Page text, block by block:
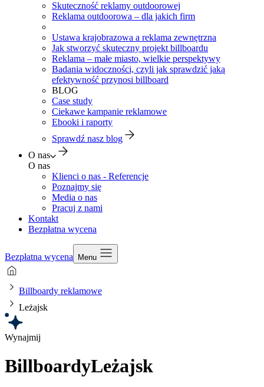
Skuteczność reklamy outdoorowej
Reklama outdoorowa – dla jakich firm
Ustawa krajobrazowa a reklama zewnętrzna
Jak stworzyć skuteczny projekt billboardu
Reklama – małe miasto, wielkie perspektywy
Badania widoczności, czyli jak sprawdzić jaką
efektywność przynosi billboard
BLOG
Case study
Ciekawe kampanie reklamowe
Ebooki i raporty
Sprawdź nasz blog
O nas
O nas
Klienci o nas - Referencje
Poznajmy się
Media o nas
Pracuj z nami
Kontakt
Bezpłatna wycena
Bezpłatna wycena Menu
Billboardy reklamowe
Leżajsk
Wynajmij
BillboardyLeżajsk